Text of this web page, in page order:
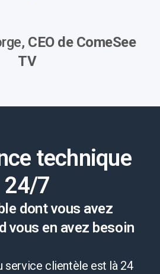
CEO de ComeSee
TV
technique
24/7
dont vous avez
vous en avez besoin
service clientèle est là 24